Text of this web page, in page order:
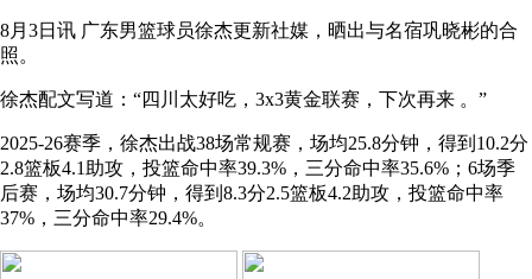
8月3日讯 广东男篮球员徐杰更新社媒，晒出与名宿巩晓彬的合
照。
徐杰配文写道：“四川太好吃，3x3黄金联赛，下次再来 ​​​。”
2025-26赛季，徐杰出战38场常规赛，场均25.8分钟，得到10.2分
2.8篮板4.1助攻，投篮命中率39.3%，三分命中率35.6%；6场季
后赛，场均30.7分钟，得到8.3分2.5篮板4.2助攻，投篮命中率
37%，三分命中率29.4%。